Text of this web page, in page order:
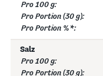
Salz